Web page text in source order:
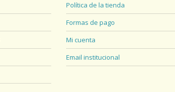
Política de la tienda
Formas de pago
Mi cuenta
Email institucional